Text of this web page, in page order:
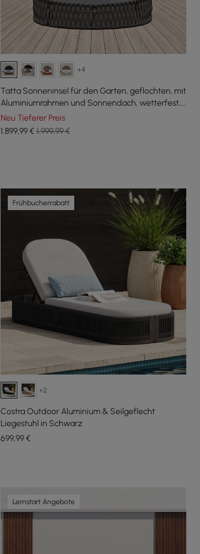
+4
Tatta Sonneninsel für den Garten, geflochten, mit
Aluminiumrahmen und Sonnendach, wetterfest,
grau
Neu Tieferer Preis
1.899,99€ 1.999,99 €
Frühbucherrabatt
+2
Costra Outdoor Aluminium & Seilgeflecht
Liegestuhl in Schwarz
699,99€
Lernstart Angebote